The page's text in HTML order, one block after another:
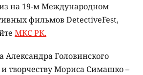
на 19-м Международном
фильмов DetectiveFest,
МКС РК.
Головинского
творчеству Мориса Симашко –